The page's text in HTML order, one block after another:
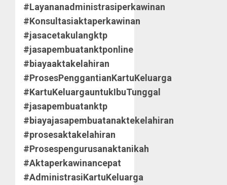
#Layananadministrasiperkawinan
#Konsultasiaktaperkawinan
#jasacetakulangktp
#jasapembuatanktponline
#biayaaktakelahiran
#ProsesPenggantianKartuKeluarga
#KartuKeluargauntukIbuTunggal
#jasapembuatanktp
#biayajasapembuatanaktekelahiran
#prosesaktakelahiran
#Prosespengurusanaktanikah
#Aktaperkawinancepat
#AdministrasiKartuKeluarga